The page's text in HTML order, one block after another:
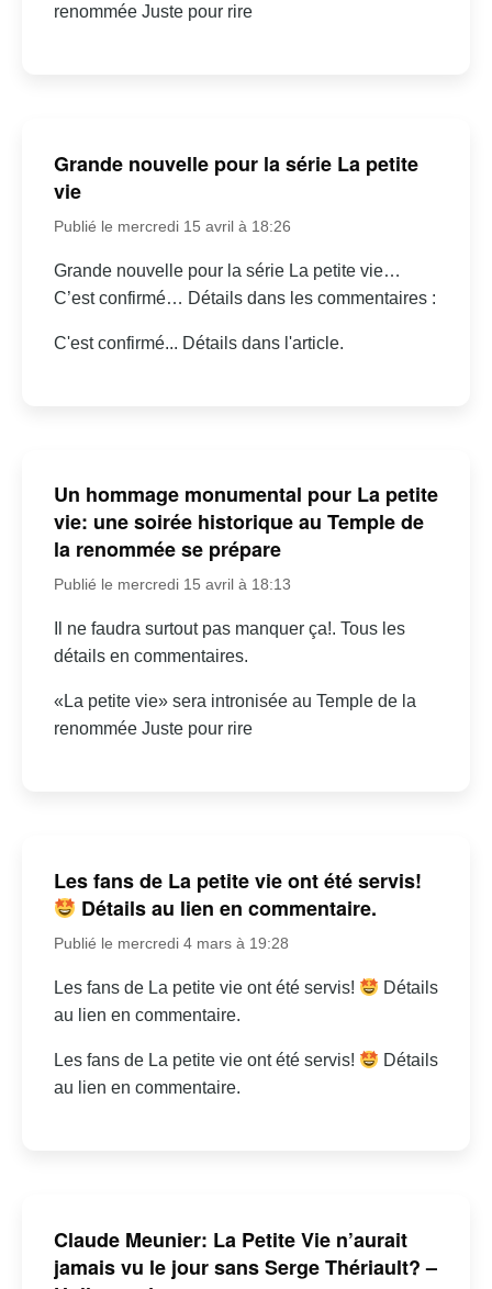
renommée Juste pour rire
Grande nouvelle pour la série La petite
vie
Publié le mercredi 15 avril à 18:26
Grande nouvelle pour la série La petite vie…
C’est confirmé… Détails dans les commentaires :
C'est confirmé... Détails dans l'article.
Un hommage monumental pour La petite
vie: une soirée historique au Temple de
la renommée se prépare
Publié le mercredi 15 avril à 18:13
Il ne faudra surtout pas manquer ça!. Tous les
détails en commentaires.
«La petite vie» sera intronisée au Temple de la
renommée Juste pour rire
Les fans de La petite vie ont été servis!
Détails au lien en commentaire.
Publié le mercredi 4 mars à 19:28
Les fans de La petite vie ont été servis!
Détails
au lien en commentaire.
Les fans de La petite vie ont été servis!
Détails
au lien en commentaire.
Claude Meunier: La Petite Vie n’aurait
jamais vu le jour sans Serge Thériault? –